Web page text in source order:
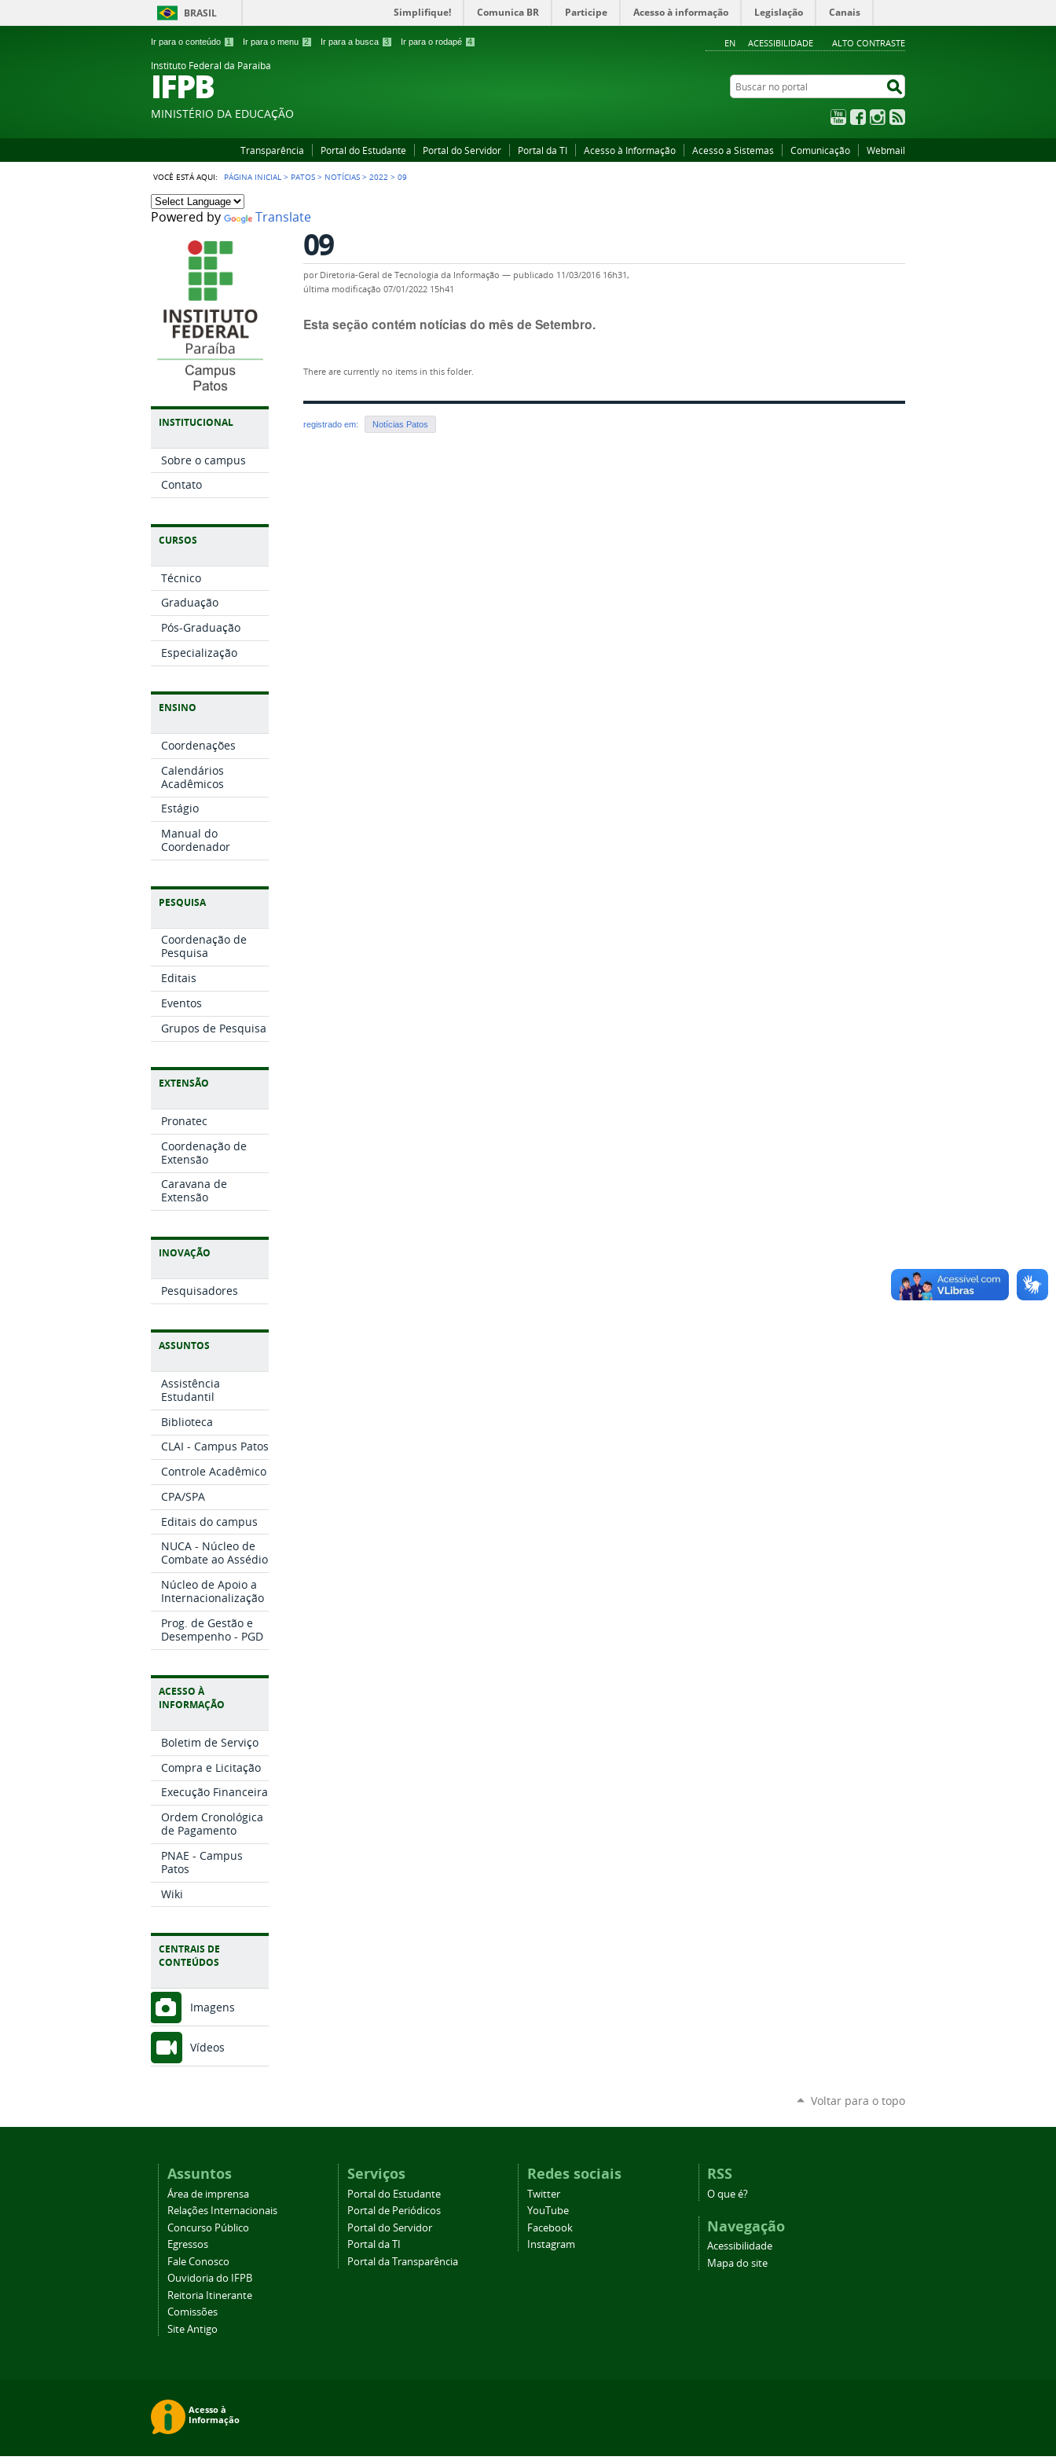
BRASIL Simplifique! Comunica BR Participe Acesso à informação Legislação Canais
Ir para o conteúdo 1 Ir para o menu 2 Ir para a busca 3 Ir para o rodapé 4 EN ACESSIBILIDADE ALTO CONTRASTE
Instituto Federal da Paraiba
IFPB
MINISTÉRIO DA EDUCAÇÃO
Buscar no portal
YouTubeFacebookInstagram
Transparência Portal do Estudante Portal do Servidor Portal da TI Acesso à Informação Acesso a Sistemas Comunicação Webmail
VOCÊ ESTÁ AQUI: PÁGINA INICIAL > PATOS > NOTÍCIAS >2022 >09
Powered by Translate
INSTITUCIONAL
Sobre o campus
Contato
CURSOS
Técnico
Graduação
Pós-Graduação
Especialização
ENSINO
Coordenações
Calendários
Acadêmicos
Estágio
Manual do
Coordenador
PESQUISA
Coordenação de
Pesquisa
Editais
Eventos
Grupos de Pesquisa
EXTENSÃO
Pronatec
Coordenação de
Extensão
Caravana de
Extensão
INOVAÇÃO
Pesquisadores
ASSUNTOS
Assistência
Estudantil
Biblioteca
CLAI - Campus Patos
Controle Acadêmico
CPA/SPA
Editais do campus
NUCA - Núcleo de
Combate ao Assédio
Núcleo de Apoio a
Internacionalização
Prog. de Gestão e
Desempenho - PGD
ACESSO À
INFORMAÇÃO
Boletim de Serviço
Compra e Licitação
Execução Financeira
Ordem Cronológica
de Pagamento
PNAE - Campus
Patos
Wiki
CENTRAIS DE
CONTEÚDOS
Imagens
Vídeos
09
por Diretoria-Geral de Tecnologia da Informação — publicado 11/03/2016 16h31,
última modificação 07/01/2022 15h41
Esta seção contém notícias do mês de Setembro.
There are currently no items in this folder.
registrado em: Notícias Patos
Voltar para o topo
Assuntos
Área de imprensa
Relações Internacionais
Concurso Público
Egressos
Fale Conosco
Ouvidoria do IFPB
Reitoria Itinerante
Comissões
Site Antigo
Serviços
Portal do Estudante
Portal de Periódicos
Portal do Servidor
Portal da TI
Portal da Transparência
Redes sociais
Twitter
YouTube
Facebook
Instagram
RSS
O que é?
Navegação
Acessibilidade
Mapa do site